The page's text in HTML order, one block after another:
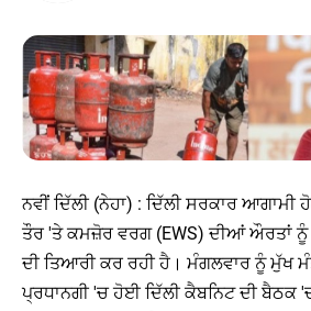
ਨਵੀਂ ਦਿੱਲੀ (ਨੇਹਾ) : ਦਿੱਲੀ ਸਰਕਾਰ
ਤੌਰ 'ਤੇ ਕਮਜ਼ੋਰ ਵਰਗ (EWS) ਦੀਆਂ ਔਰਤਾਂ
ਦੀ ਤਿਆਰੀ ਕਰ ਰਹੀ ਹੈ। ਮੰਗਲਵਾਰ ਨੂੰ ਮੁੱਖ
ਪ੍ਰਧਾਨਗੀ 'ਚ ਹੋਈ ਦਿੱਲੀ ਕੈਬਨਿਟ ਦੀ ਬੈਠਕ